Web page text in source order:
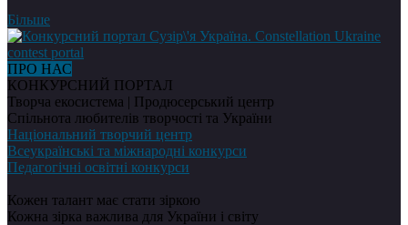
Більше
ПРО НАС
КОНКУРСНИЙ ПОРТАЛ
Творча екосистема | Продюсерський центр
Спільнота любителів творчості та України
Національний творчий центр
Всеукраїнські та міжнародні конкурси
Педагогічні освітні конкурси
Кожен талант має стати зіркою
Кожна зірка важлива для України і світу